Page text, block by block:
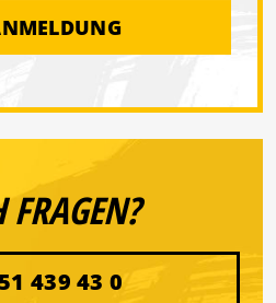
FRAGEN?
439 43 0